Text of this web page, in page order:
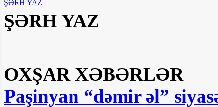
ŞƏRH YAZ
ŞƏRH YAZ
OXŞAR XƏBƏRLƏR
Paşinyan “dəmir əl”